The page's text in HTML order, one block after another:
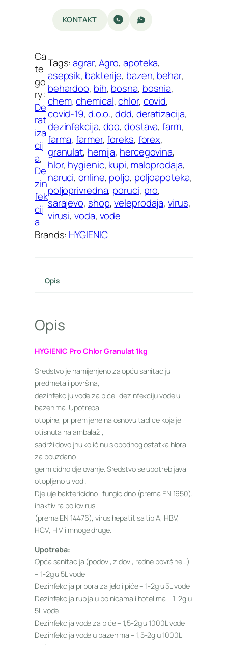
KONTAKT
Ca
te
go
ry:
De
rat
iza
cij
a
De
zin
fek
cij
a
Tags:agrar, Agro, apoteka
asepsik, bakterije, bazen, behar
behardoo, bih, bosna, bosnia
chem, chemical, chlor, covid
covid-19, d.o.o., ddd, deratizacija
dezinfekcija, doo, dostava, farm
farma, farmer, foreks, forex
granulat, hemija, hercegovina
hlor, hygienic, kupi, maloprodaja
naruci, online, poljo, poljoapoteka
poljoprivredna, poruci, pro
sarajevo, shop, veleprodaja, virus
virusi, voda, vode
Brands: HYGIENIC
Opis
Opis
HYGIENIC Pro Chlor Granulat 1kg
Sredstvo je namijenjeno za opću sanitaciju
predmeta i površina,
dezinfekciju vode za piće i dezinfekciju vode u
bazenima. Upotreba
otopine, pripremljene na osnovu tablice koja je
otisnuta na ambalaži,
sadrži dovoljnu količinu slobodnog ostatka hlora
za pouzdano
germicidno djelovanje. Sredstvo se upotrebljava
otopljeno u vodi.
Djeluje baktericidno i fungicidno (prema EN 1650),
inaktivira poliovirus
(prema EN 14476), virus hepatitisa tip A, HBV,
HCV, HIV i mnoge druge.
Upotreba:
Opća sanitacija (podovi, zidovi, radne površine…)
– 1-2g u 5L vode
Dezinfekcija pribora za jelo i piće – 1-2g u 5L vode
Dezinfekcija rublja u bolnicama i hotelima – 1-2g u
5L vode
Dezinfekcija vode za piće – 1,5-2g u 1000L vode
Dezinfekcija vode u bazenima – 1,5-2g u 1000L